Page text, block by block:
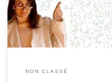
moment … où une poussée de
assez amorphe et le corps
NON CLASSÉ